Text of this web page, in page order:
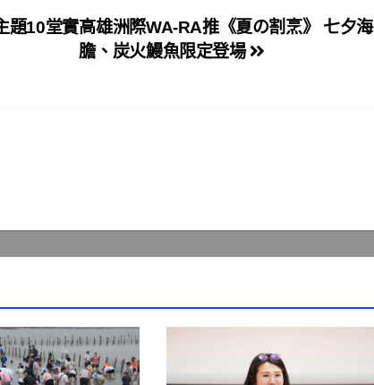
高雄洲際WA-RA推《夏の割烹》 七夕海
膽、炭火鰻魚限定登場
題10堂實